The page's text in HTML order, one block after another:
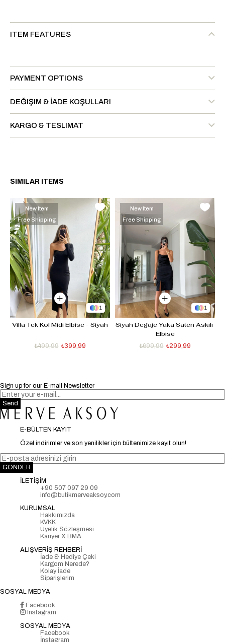
ITEM FEATURES
PAYMENT OPTIONS
DEĞIŞIM & İADE KOŞULLARI
KARGO & TESLIMAT
SIMILAR ITEMS
1
Villa Tek Kol Midi Elbise - Siyah
₺399,99
₺499,99
New Item
Free Shipping
1
Siyah Degaje Yaka Saten Askılı
Elbise
₺299,99
₺699,99
New Item
Free Shipping
Sign up for our E-mail Newsletter
Send
E-BÜLTEN KAYIT
Özel indirimler ve son yenilikler için bültenimize kayıt olun!
GÖNDER
İLETİŞİM
+90 507 097 29 09
info@butikmerveaksoy.com
KURUMSAL
Hakkımızda
KVKK
Üyelik Sözleşmesi
Kariyer X BMA
ALIŞVERİŞ REHBERİ
İade & Hediye Çeki
Kargom Nerede?
Kolay İade
Siparişlerim
SOSYAL MEDYA
Facebook
Instagram
SOSYAL MEDYA
Facebook
İnstagram